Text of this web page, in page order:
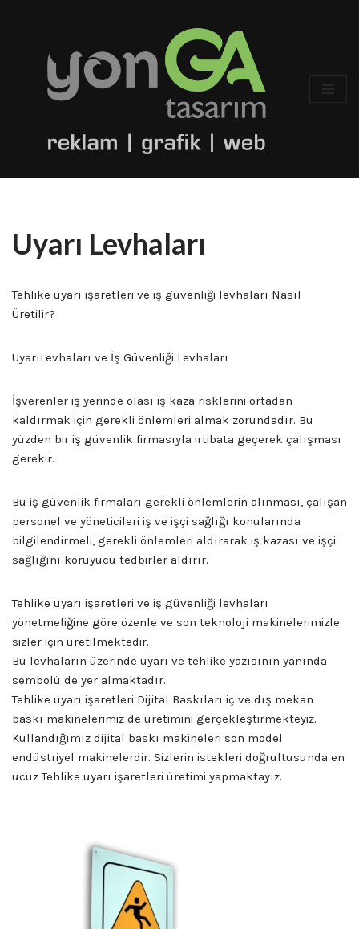
Uyarı Levhaları
Tehlike uyarı işaretleri ve iş güvenliği levhaları Nasıl
Üretilir?
UyarıLevhaları ve İş Güvenliği Levhaları
İşverenler iş yerinde olası iş kaza risklerini ortadan
kaldırmak için gerekli önlemleri almak zorundadır. Bu
yüzden bir iş güvenlik firmasıyla irtibata geçerek çalışması
gerekir.
Bu iş güvenlik firmaları gerekli önlemlerin alınması, çalışan
personel ve yöneticileri iş ve işçi sağlığı konularında
bilgilendirmeli, gerekli önlemleri aldırarak iş kazası ve işçi
sağlığını koruyucu tedbirler aldırır.
Tehlike uyarı işaretleri ve iş güvenliği levhaları
yönetmeliğine göre özenle ve son teknoloji makinelerimizle
sizler için üretilmektedir.
Bu levhaların üzerinde uyarı ve tehlike yazısının yanında
sembolü de yer almaktadır.
Tehlike uyarı işaretleri Dijital Baskıları iç ve dış mekan
baskı makinelerimiz de üretimini gerçekleştirmekteyiz.
Kullandığımız dijital baskı makineleri son model
endüstriyel makinelerdir. Sizlerin istekleri doğrultusunda en
ucuz Tehlike uyarı işaretleri üretimi yapmaktayız.